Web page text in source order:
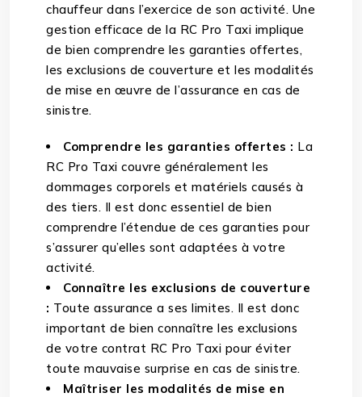
chauffeur dans l’exercice de son activité. Une
gestion efficace de la RC Pro Taxi implique
de bien comprendre les garanties offertes,
les exclusions de couverture et les modalités
de mise en œuvre de l’assurance en cas de
sinistre.
Comprendre les garanties offertes : La
RC Pro Taxi couvre généralement les
dommages corporels et matériels causés à
des tiers. Il est donc essentiel de bien
comprendre l’étendue de ces garanties pour
s’assurer qu’elles sont adaptées à votre
activité.
Connaître les exclusions de couverture
: Toute assurance a ses limites. Il est donc
important de bien connaître les exclusions
de votre contrat RC Pro Taxi pour éviter
toute mauvaise surprise en cas de sinistre.
Maîtriser les modalités de mise en